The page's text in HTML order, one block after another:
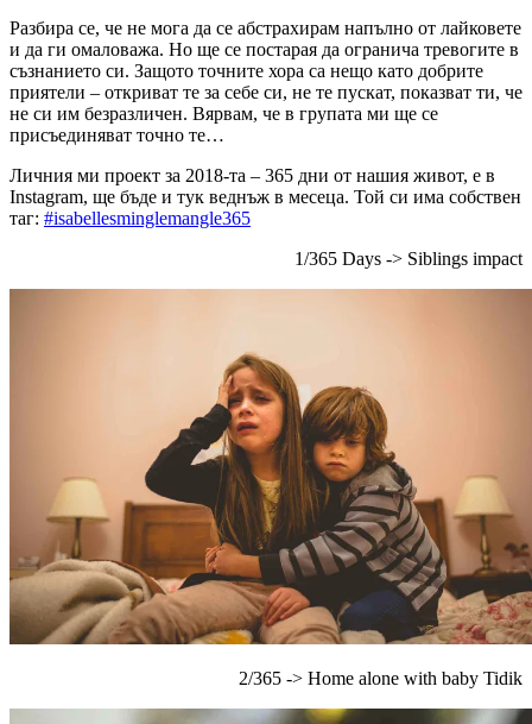
Разбира се, че не мога да се абстрахирам напълно от лайковете
и да ги омаловажа. Но ще се постарая да огранича тревогите в
съзнанието си. Защото точните хора са нещо като добрите
приятели – откриват те за себе си, не те пускат, показват ти, че
не си им безразличен. Вярвам, че в групата ми ще се
присъединяват точно те…
Личния ми проект за 2018-та – 365 дни от нашия живот, е в
Instagram, ще бъде и тук веднъж в месеца. Той си има собствен
таг: #isabellesminglemangle365
1/365 Days -> Siblings impact
2/365 -> Home alone with baby Tidik